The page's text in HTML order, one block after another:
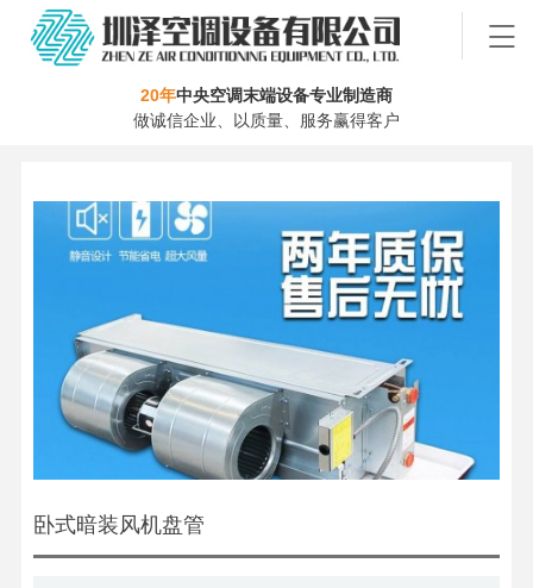
20年中央空调末端设备专业制造商
做诚信企业、以质量、服务赢得客户
卧式暗装风机盘管